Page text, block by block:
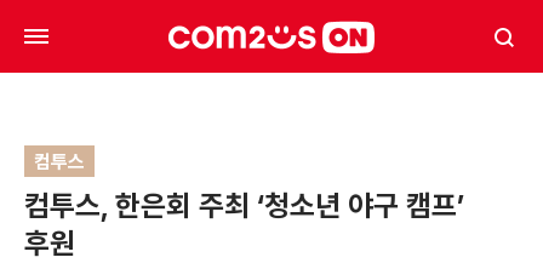
컴투스
컴투스, 한은회 주최 ‘청소년 야구 캠프’
후원